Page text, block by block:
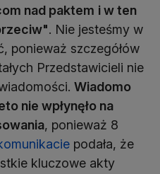
nad paktem i w ten
. Nie jesteśmy w
ponieważ szczegółów
Przedstawicieli nie
Wiadomo
nie wpłynęło na
, ponieważ 8
podała, że
kluczowe akty